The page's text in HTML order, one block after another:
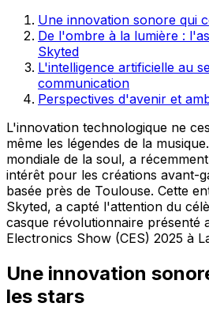
Une innovation sonore qui
De l'ombre à la lumière :
Skyted
L'intelligence artificielle au
communication
Perspectives d'avenir et
L'innovation technologique ne
même les légendes de la musique.
mondiale de la soul, a
intérêt pour les créations avant-
basée près de Toulouse. Cette
Skyted, a capté l'attention du
casque révolutionnaire présenté
Electronics Show (CES) 2025 à
Une innovation
les stars